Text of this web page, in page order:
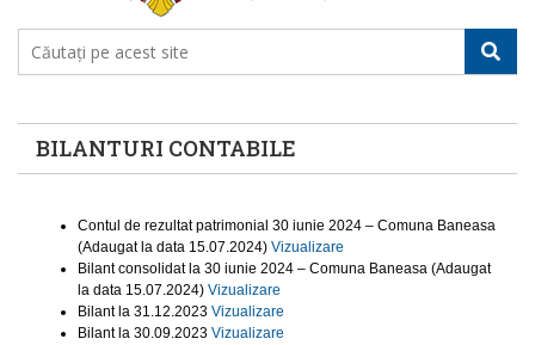
BILANTURI CONTABILE
Contul de rezultat patrimonial 30 iunie 2024 – Comuna Baneasa
(Adaugat la data 15.07.2024) Vizualizare
Bilant consolidat la 30 iunie 2024 – Comuna Baneasa (Adaugat
la data 15.07.2024) Vizualizare
Bilant la 31.12.2023 Vizualizare
Bilant la 30.09.2023 Vizualizare